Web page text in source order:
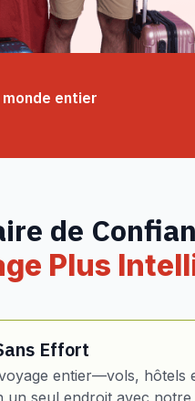
entier
de
Plus
Effort
entier—vols, hôtels
un seul endroit avec notre